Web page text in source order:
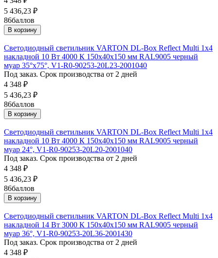
5 436,23 ₽
86баллов
В корзину
Светодиодный светильник VARTON DL-Box Reflect Multi 1x4
накладной 10 Вт 4000 К 150х40х150 мм RAL9005 черный
муар 35°x75°, V1-R0-90253-20L23-2001040
Под заказ. Срок производства от 2 дней
4 348 ₽
5 436,23 ₽
86баллов
В корзину
Светодиодный светильник VARTON DL-Box Reflect Multi 1x4
накладной 10 Вт 4000 К 150х40х150 мм RAL9005 черный
муар 24°, V1-R0-90253-20L20-2001040
Под заказ. Срок производства от 2 дней
4 348 ₽
5 436,23 ₽
86баллов
В корзину
Светодиодный светильник VARTON DL-Box Reflect Multi 1x4
накладной 14 Вт 3000 К 150х40х150 мм RAL9005 черный
муар 36°, V1-R0-90253-20L36-2001430
Под заказ. Срок производства от 2 дней
4 348 ₽